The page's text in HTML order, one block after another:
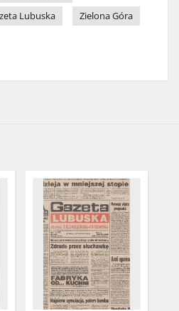
Lubuska
Zielona Góra